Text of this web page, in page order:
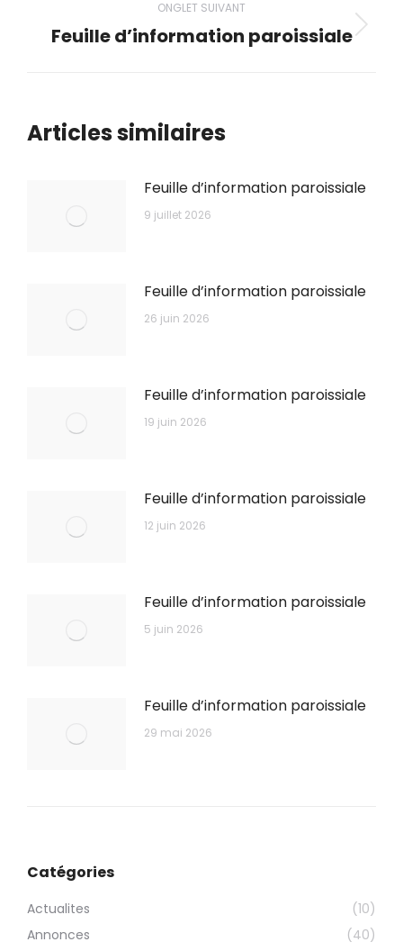
ONGLET SUIVANT
Onglet
Feuille d’information paroissiale
Articles similaires
Feuille d’information paroissiale
9 juillet 2026
Feuille d’information paroissiale
26 juin 2026
Feuille d’information paroissiale
19 juin 2026
Feuille d’information paroissiale
12 juin 2026
Feuille d’information paroissiale
5 juin 2026
Feuille d’information paroissiale
29 mai 2026
Catégories
Actualites
(10)
Annonces
(40)